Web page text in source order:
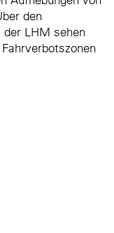
den
der LHM sehen